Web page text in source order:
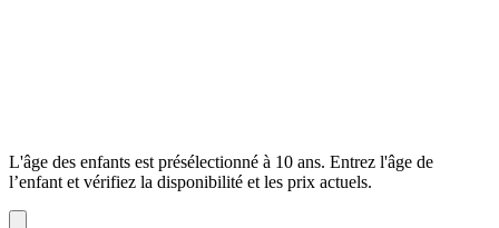
L'âge des enfants est présélectionné à 10 ans. Entrez l'âge de
l’enfant et vérifiez la disponibilité et les prix actuels.